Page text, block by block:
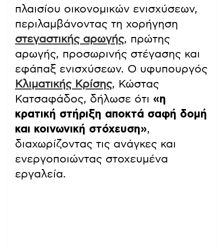
πλαισίου οικονομικών ενισχύσεων,
περιλαμβάνοντας τη χορήγηση
στεγαστικής αρωγής, πρώτης
αρωγής, προσωρινής στέγασης και
εφάπαξ ενισχύσεων. Ο υφυπουργός
Κλιματικής Κρίσης, Κώστας
Κατσαφάδος, δήλωσε ότι «η
κρατική στήριξη αποκτά σαφή δομή
και κοινωνική στόχευση»,
διαχωρίζοντας τις ανάγκες και
ενεργοποιώντας στοχευμένα
εργαλεία.